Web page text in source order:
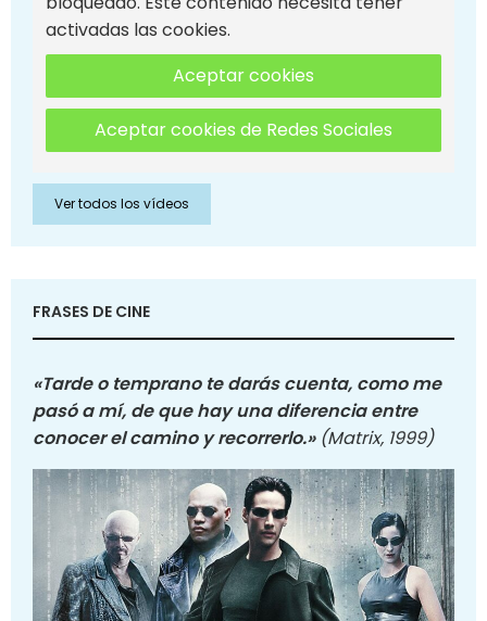
activadas las cookies.
Aceptar cookies
Aceptar cookies de Redes Sociales
Ver todos los vídeos
FRASES DE CINE
«Tarde o temprano te darás cuenta, como me
pasó a mí, de que hay una diferencia entre
conocer el camino y recorrerlo.» (Matrix, 1999)